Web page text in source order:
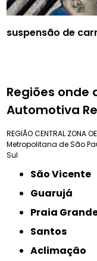
suspensão de
Regiões onde
Automotiva
REGIÃO CENTRAL ZONA
Metropolitana de São
Sul
São Vicente
Guarujá
Praia
Santos
Aclimação